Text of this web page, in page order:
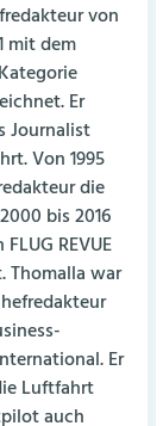
von
mit dem
Er
Journalist
Von 1995
die
bis 2016
REVUE
Thomalla war
Er
Luftfahrt
auch